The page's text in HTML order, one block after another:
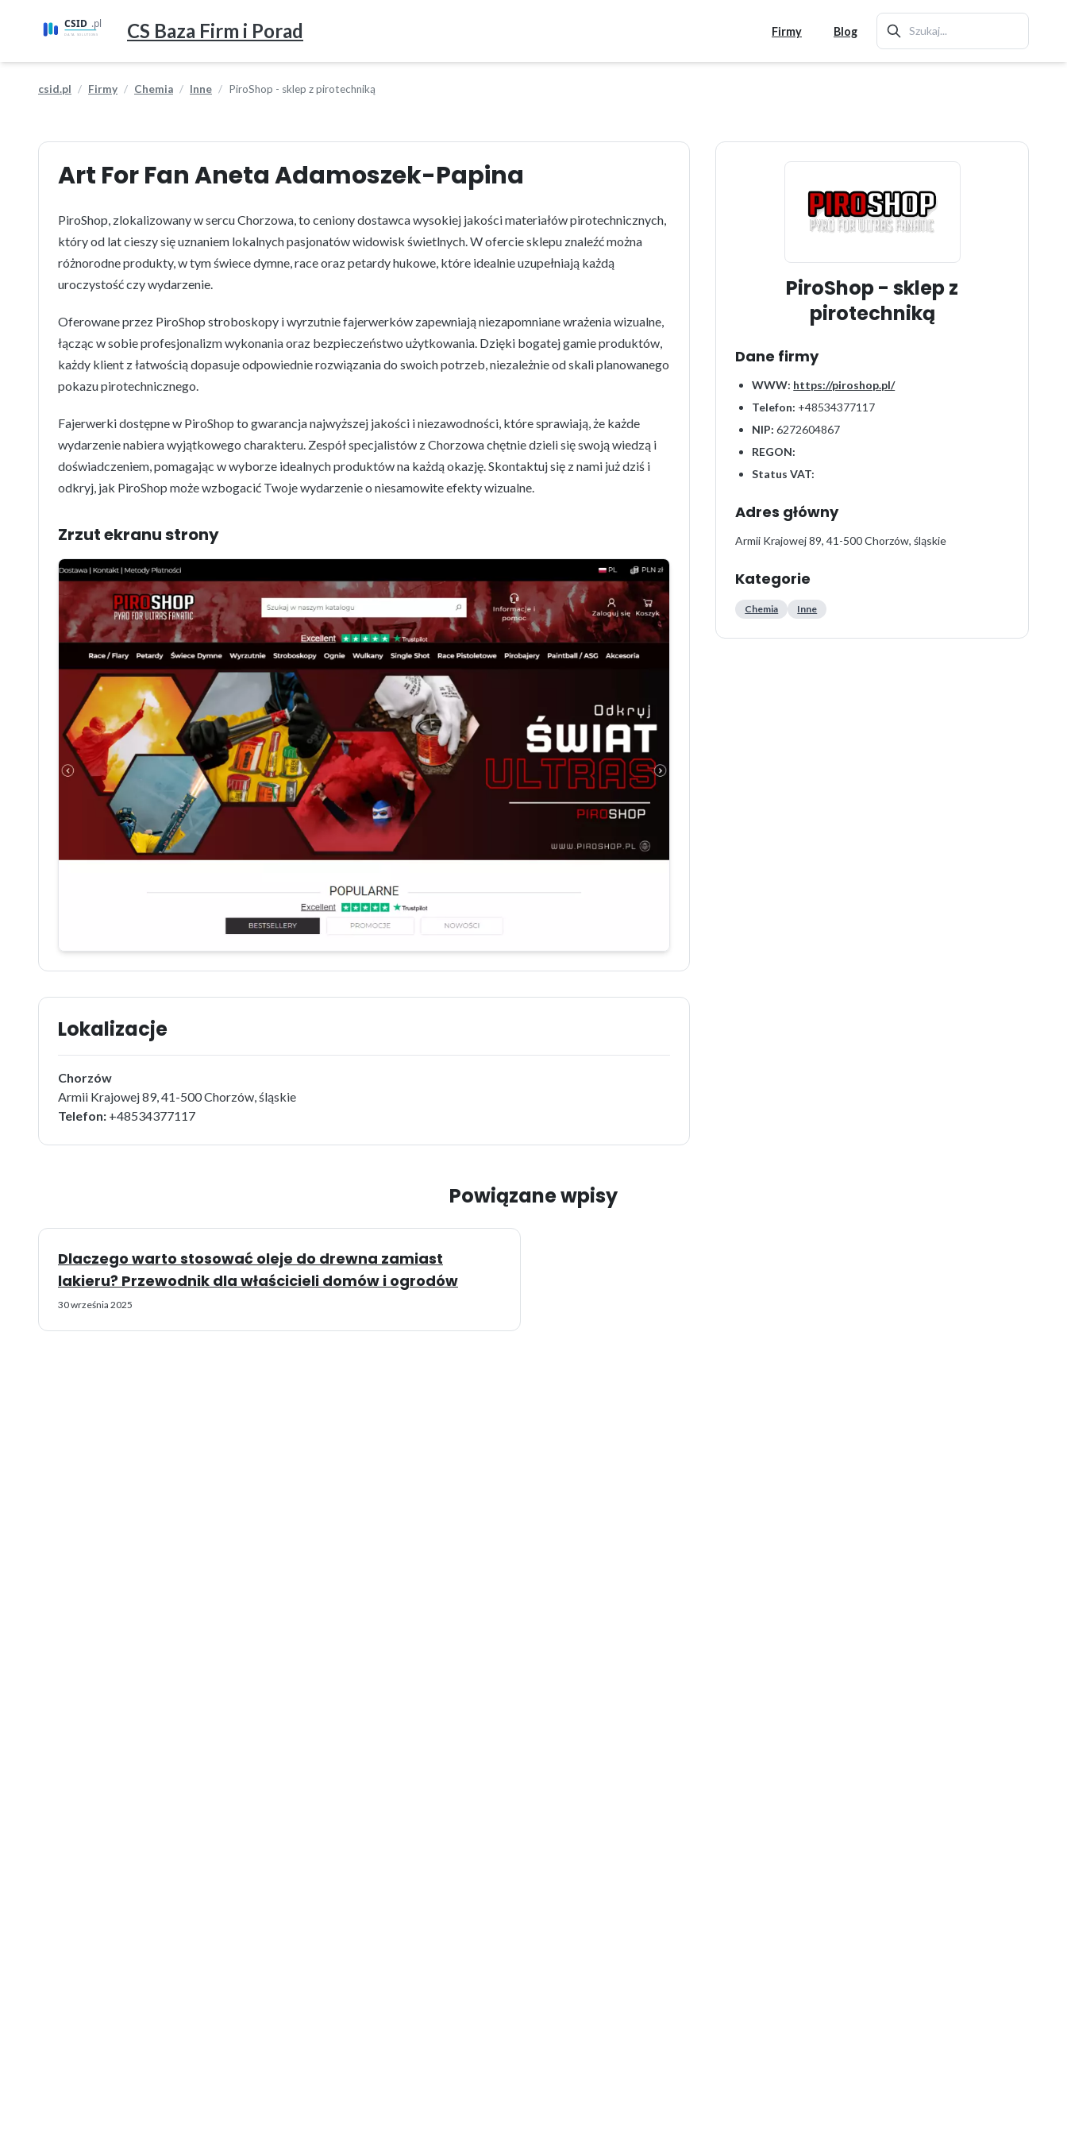
CS Baza Firm i Porad Firmy Blog
csid.pl Firmy Chemia Inne PiroShop - sklep z pirotechniką
Art For Fan Aneta Adamoszek-Papina
PiroShop, zlokalizowany w sercu Chorzowa, to ceniony dostawca wysokiej jakości materiałów pirotechnicznych,
który od lat cieszy się uznaniem lokalnych pasjonatów widowisk świetlnych. W ofercie sklepu znaleźć można
różnorodne produkty, w tym świece dymne, race oraz petardy hukowe, które idealnie uzupełniają każdą
uroczystość czy wydarzenie.
Oferowane przez PiroShop stroboskopy i wyrzutnie fajerwerków zapewniają niezapomniane wrażenia wizualne,
łącząc w sobie profesjonalizm wykonania oraz bezpieczeństwo użytkowania. Dzięki bogatej gamie produktów,
każdy klient z łatwością dopasuje odpowiednie rozwiązania do swoich potrzeb, niezależnie od skali planowanego
pokazu pirotechnicznego.
Fajerwerki dostępne w PiroShop to gwarancja najwyższej jakości i niezawodności, które sprawiają, że każde
wydarzenie nabiera wyjątkowego charakteru. Zespół specjalistów z Chorzowa chętnie dzieli się swoją wiedzą i
doświadczeniem, pomagając w wyborze idealnych produktów na każdą okazję. Skontaktuj się z nami już dziś i
odkryj, jak PiroShop może wzbogacić Twoje wydarzenie o niesamowite efekty wizualne.
Zrzut ekranu strony
Lokalizacje
Chorzów
Armii Krajowej 89, 41-500 Chorzów, śląskie
Telefon: +48534377117
PiroShop - sklep z
pirotechniką
Dane firmy
WWW: https://piroshop.pl/
Telefon: +48534377117
NIP: 6272604867
REGON:
Status VAT:
Adres główny
Armii Krajowej 89, 41-500 Chorzów, śląskie
Kategorie
Chemia Inne
Powiązane wpisy
Dlaczego warto stosować oleje do drewna zamiast
lakieru? Przewodnik dla właścicieli domów i ogrodów
30 września 2025